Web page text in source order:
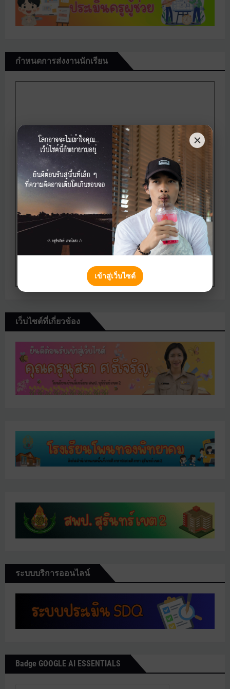
กำหนดการส่งงานนักเรียน
เว็บไซต์ที่เกี่ยวข้อง
ระบบบริการออนไลน์
Badge GOOGLE AI ESSENTIALS
เข้าสู่เว็บไซต์